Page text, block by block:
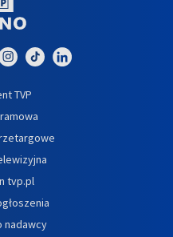
TVP
tvp.pl
nadawcy